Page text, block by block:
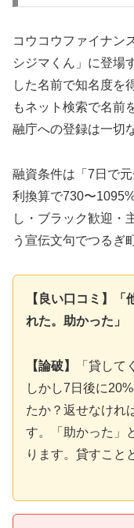
コウコウファイナン
シジマくん」に登場
した名前で知名度を
もネット検索で名前
融庁への登録は一切
融資条件は「7日で
利換算で730〜
し・ブラック歓迎・
う宣伝文句でつるぎ
【良い口コミ】「
れた。助かった」
【論破】
「貸して
しかし7日後に
たか？返せなけれ
す。「助かった」
ります。貸すこと